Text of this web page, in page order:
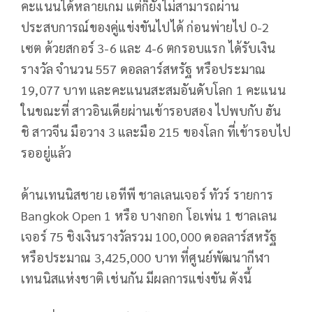
คะแนนได้หลายเกม แต่ก็ยังไม่สามารถผ่าน
ประสบการณ์ของคู่แข่งขันไปได้ ก่อนพ่ายไป 0-2
เซต ด้วยสกอร์ 3-6 และ 4-6 ตกรอบแรก ได้รับเงิน
รางวัล จำนวน 557 ดอลลาร์สหรัฐ หรือประมาณ
19,077 บาท และคะแนนสะสมอันดับโลก 1 คะแนน
ในขณะที่ สาวอินเดียผ่านเข้ารอบสอง ไปพบกับ ฮัน
ชิ สาวจีน มือวาง 3 และมือ 215 ของโลก ที่เข้ารอบไป
รออยู่แล้ว
ด้านเทนนิสชาย เอทีพี ชาลเลนเจอร์ ทัวร์ รายการ
Bangkok Open 1 หรือ บางกอก โอเพ่น 1 ชาลเลน
เจอร์ 75 ชิงเงินรางวัลรวม 100,000 ดอลลาร์สหรัฐ
หรือประมาณ 3,425,000 บาท ที่ศูนย์พัฒนากีฬา
เทนนิสแห่งชาติ เช่นกัน มีผลการแข่งขัน ดังนี้